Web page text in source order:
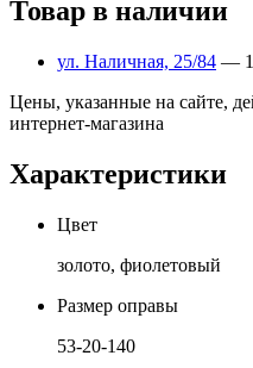
Товар в наличии
ул. Наличная, 25/84 —
Цены, указанные на сайте,
интернет-магазина
Характеристики
Цвет
золото, фиолетовый
Размер оправы
53-20-140